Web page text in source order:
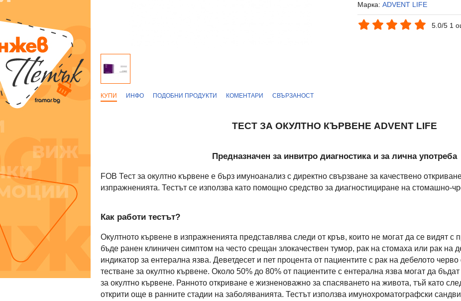
Марка:ADVENT LIFE
5.0/5 1
КУПИ ИНФО ПОДОБНИ ПРОДУКТИ КОМЕНТАРИ СВЪРЗАНОСТ
ТЕСТ ЗА ОКУЛТНО КЪРВЕНЕ ADVENT LIFE
Предназначен за инвитро диагностика и за лична употреба
FOB Тест за окултно кървене е бърз имуноанализ с директно свързване за качествено
изпражненията. Тестът се използва като помощно средство за диагностициране на стомашно-
Как работи тестът?
Окултното кървене в изпражненията представлява следи от кръв, които не могат да се видят с
бъде ранен клиничен симптом на често срещан злокачествен тумор, рак на стомаха или рак на
индикатор за ентерална язва. Деветдесет и пет процента от пациентите с рак на дебелото
тестване за окултно кървене. Около 50% до 80% от пациентите с ентерална язва могат да
за окултно кървене. Ранното откриване е жизненоважно за спасяването на живота, тъй като
открити още в ранните стадии на заболяванията. Тестът използва имунохроматографски